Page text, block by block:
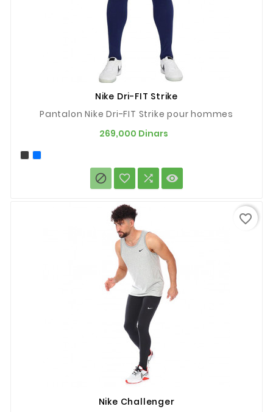
Nike Dri-FIT Strike
Pantalon Nike Dri-FIT Strike pour hommes
269,000 Dinars
   
Nike Challenger
favorite_border